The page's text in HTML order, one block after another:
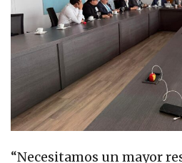
“Necesitamos un mayor